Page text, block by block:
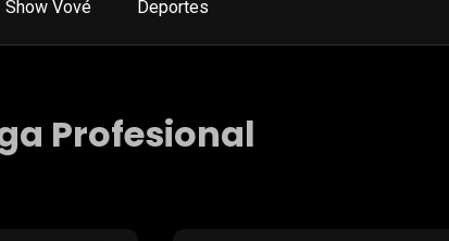
Show Vové Deportes
Profesional